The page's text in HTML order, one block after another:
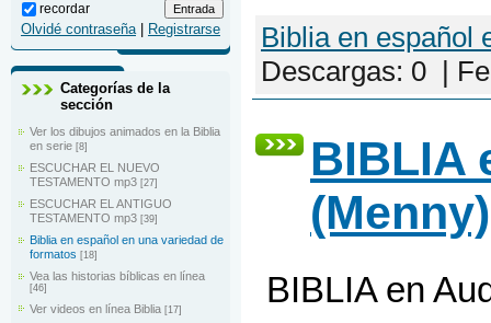
recordar
Olvidé contraseña| Registrarse
Categorías de la
sección
Ver los dibujos animados en la Biblia
en serie [8]
ESCUCHAR EL NUEVO
TESTAMENTO mp3 [27]
ESCUCHAR EL ANTIGUO
TESTAMENTO mp3 [39]
Biblia en español en una variedad de
formatos [18]
Vea las historias bíblicas en línea
[46]
Ver videos en línea Biblia [17]
Biblia en español
Descargas: 0 |
BIBLIA
(Menny)
BIBLIA en